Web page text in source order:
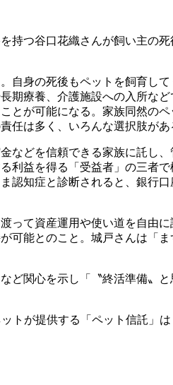
持つ谷口花織さんが飼い主の
自身の死後もペットを飼育し
期療養、介護施設への入所な
とが可能になる。家族同然の
は多く、いろんな選択肢が
などを信頼できる家族に託し
利益を得る「受益者」の三者
認知症と診断されると、銀行
って資産運用や使い道を自由
可能とのこと。城戸さんは「
ど関心を示し「〝終活準備〟
トが提供する「ペット信託」は